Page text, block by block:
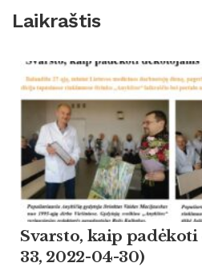
Laikraštis
Svarsto, kaip
33, 2022-04-30)